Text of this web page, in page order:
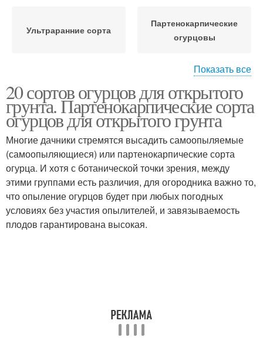
Ультраранние сорта
Партенокарпические
огурцовы
огурцы
грунте
Показать все
20 сортов огурцов для открытого
грунта. Партенокарпические сорта
огурцов для открытого грунта
Многие дачники стремятся высадить самоопыляемые
(самоопыляющиеся) или партенокарпические сорта
огурца. И хотя с ботанической точки зрения, между
этими группами есть различия, для огородника важно то,
что опыление огурцов будет при любых погодных
условиях без участия опылителей, и завязываемость
плодов гарантирована высокая.